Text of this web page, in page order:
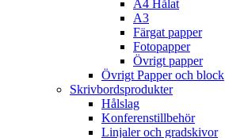
A4 Hålat
A3
Färgat papper
Fotopapper
Övrigt papper
Övrigt Papper och block
Skrivbordsprodukter
Hålslag
Konferenstillbehör
Linjaler och gradskivor